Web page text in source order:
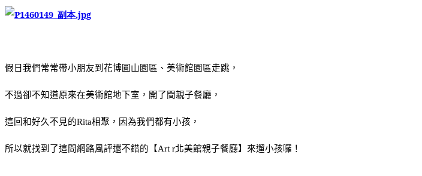
假日我們常常帶小朋友到花博圓山園區、美術館園區走跳，
不過卻不知道原來在美術館地下室，開了間親子餐廳，
這回和好久不見的Rita相聚，因為我們都有小孩，
所以就找到了這間網路風評還不錯的【Art r北美館親子餐廳】來遛小孩囉！